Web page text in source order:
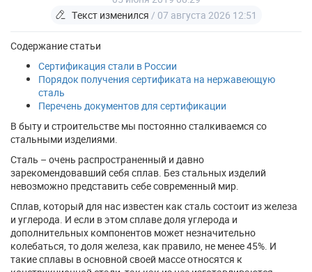
Текст изменился / 07 августа 2026 12:51
Содержание статьи
Сертификация стали в России
Порядок получения сертификата на нержавеющую
сталь
Перечень документов для сертификации
В быту и строительстве мы постоянно сталкиваемся со
стальными изделиями.
Сталь – очень распространенный и давно
зарекомендовавший себя сплав. Без стальных изделий
невозможно представить себе современный мир.
Сплав, который для нас известен как сталь состоит из железа
и углерода. И если в этом сплаве доля углерода и
дополнительных компонентов может незначительно
колебаться, то доля железа, как правило, не менее 45%. И
такие сплавы в основной своей массе относятся к